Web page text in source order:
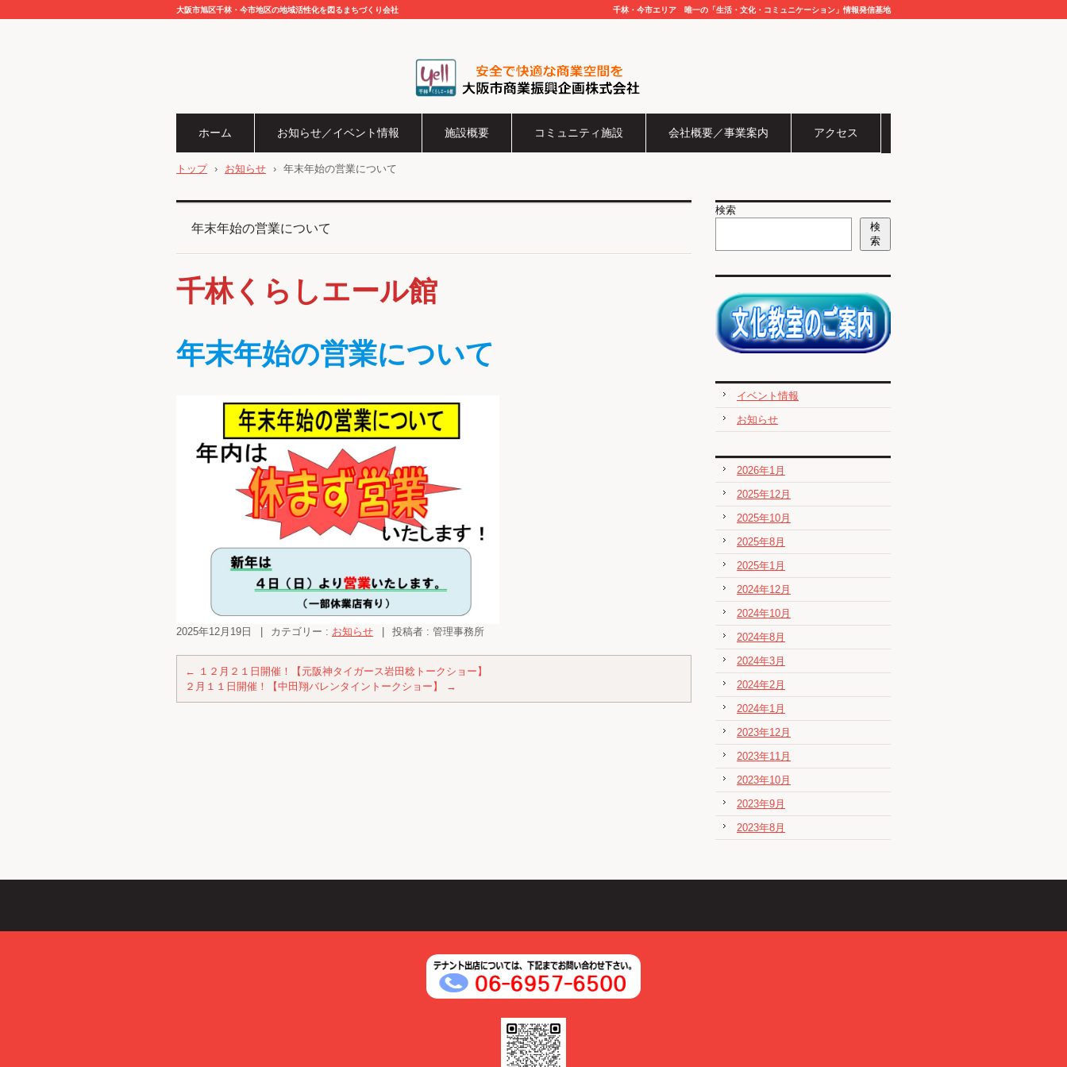
阪市商業振興企画株式会社
大阪市旭区千林・今市地区の地域活性化を図るまちづくり会社 千林・今市エリア 唯一の「生活・文化・コミュニケーション」情報発信基地
ホーム お知らせ／イベント情報 施設概要 コミュニティ施設 会社概要／事業案内 アクセス
トップ › お知らせ › 年末年始の営業について
年末年始の営業について
千林くらしエール館
年末年始の営業について
2025年12月19日 カテゴリー : お知らせ 投稿者 : 管理事務所
← １２月２１日開催！【元阪神タイガース岩田稔トークショー】
２月１１日開催！【中田翔バレンタイントークショー】
→
検索
検
索
イベント情報
お知らせ
2026年1月
2025年12月
2025年10月
2025年8月
2025年1月
2024年12月
2024年10月
2024年8月
2024年3月
2024年2月
2024年1月
2023年12月
2023年11月
2023年10月
2023年9月
2023年8月